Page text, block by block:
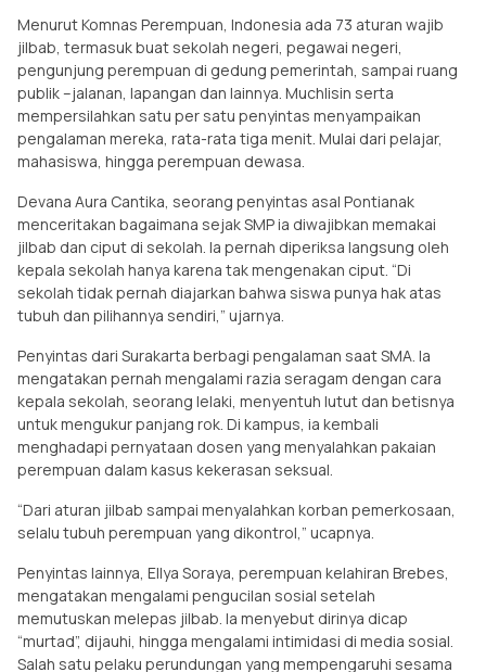
Menurut Komnas Perempuan, Indonesia ada 73 aturan wajib
jilbab, termasuk buat sekolah negeri, pegawai negeri,
pengunjung perempuan di gedung pemerintah, sampai ruang
publik –jalanan, lapangan dan lainnya. Muchlisin serta
mempersilahkan satu per satu penyintas menyampaikan
pengalaman mereka, rata-rata tiga menit. Mulai dari pelajar,
mahasiswa, hingga perempuan dewasa.
Devana Aura Cantika, seorang penyintas asal Pontianak
menceritakan bagaimana sejak SMP ia diwajibkan memakai
jilbab dan ciput di sekolah. Ia pernah diperiksa langsung oleh
kepala sekolah hanya karena tak mengenakan ciput. “Di
sekolah tidak pernah diajarkan bahwa siswa punya hak atas
tubuh dan pilihannya sendiri,” ujarnya.
Penyintas dari Surakarta berbagi pengalaman saat SMA. Ia
mengatakan pernah mengalami razia seragam dengan cara
kepala sekolah, seorang lelaki, menyentuh lutut dan betisnya
untuk mengukur panjang rok. Di kampus, ia kembali
menghadapi pernyataan dosen yang menyalahkan pakaian
perempuan dalam kasus kekerasan seksual.
“Dari aturan jilbab sampai menyalahkan korban pemerkosaan,
selalu tubuh perempuan yang dikontrol,” ucapnya.
Penyintas lainnya, Ellya Soraya, perempuan kelahiran Brebes,
mengatakan mengalami pengucilan sosial setelah
memutuskan melepas jilbab. Ia menyebut dirinya dicap
“murtad”, dijauhi, hingga mengalami intimidasi di media sosial.
Salah satu pelaku perundungan yang mempengaruhi sesama